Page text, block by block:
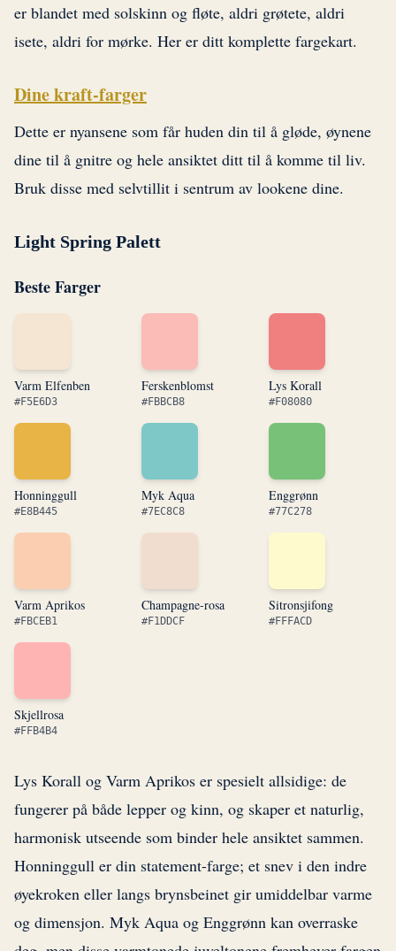
er blandet med solskinn og fløte, aldri grøtete, aldri
isete, aldri for mørke. Her er ditt komplette fargekart.
Dine kraft-farger
Dette er nyansene som får huden din til å gløde, øynene
dine til å gnitre og hele ansiktet ditt til å komme til liv.
Bruk disse med selvtillit i sentrum av lookene dine.
Light Spring Palett
Beste Farger
Varm Elfenben
#F5E6D3
Ferskenblomst
#FBBCB8
Lys Korall
#F08080
Honninggull
#E8B445
Myk Aqua
#7EC8C8
Enggrønn
#77C278
Varm Aprikos
#FBCEB1
Champagne-rosa
#F1DDCF
Sitronsjifong
#FFFACD
Skjellrosa
#FFB4B4
Lys Korall og Varm Aprikos er spesielt allsidige: de
fungerer på både lepper og kinn, og skaper et naturlig,
harmonisk utseende som binder hele ansiktet sammen.
Honninggull er din statement-farge; et snev i den indre
øyekroken eller langs brynsbeinet gir umiddelbar varme
og dimensjon. Myk Aqua og Enggrønn kan overraske